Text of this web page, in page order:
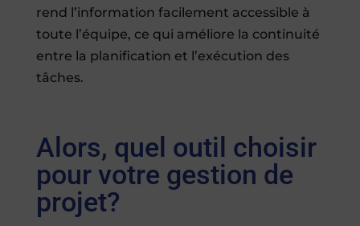
rend l’information facilement accessible à
toute l’équipe, ce qui améliore la continuité
entre la planification et l’exécution des
tâches.
Alors, quel outil choisir
pour votre gestion de
projet?